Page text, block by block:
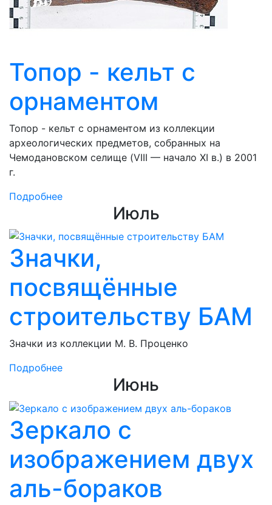
Топор - кельт с
орнаментом
Топор - кельт с орнаментом из коллекции
археологических предметов, собранных на
Чемодановском селище (VIII — начало XI в.) в 2001
г.
Подробнее
Июль
Значки,
посвящённые
строительству БАМ
Значки из коллекции М. В. Проценко
Подробнее
Июнь
Зеркало с
изображением двух
аль-бораков